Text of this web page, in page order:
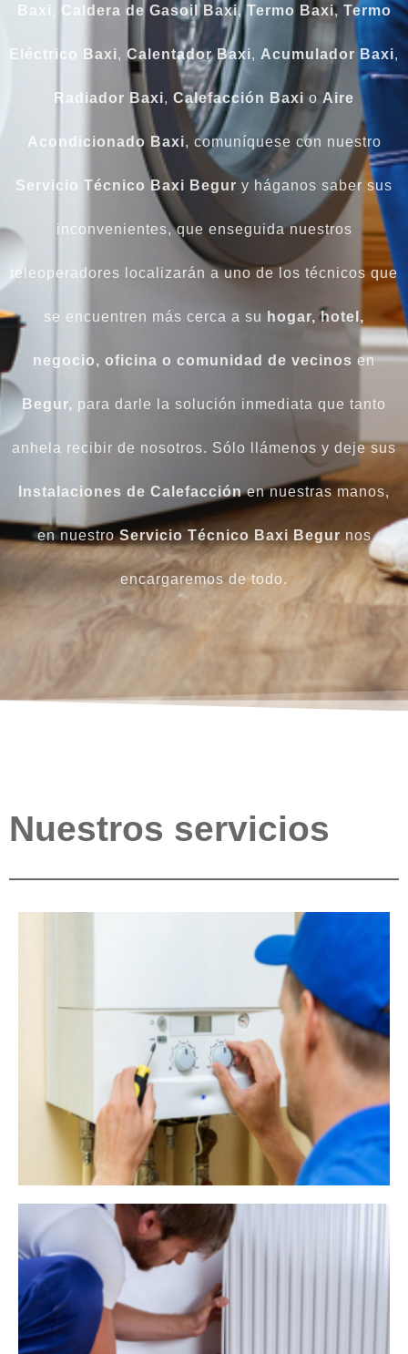
Baxi , Caldera de Gasoil Baxi,Termo Baxi, Termo
Eléctrico Baxi, Calentador Baxi, Acumulador Baxi,
Radiador Baxi, Calefacción Baxi o Aire
Acondicionado Baxi, comuníquese con nuestro
Servicio Técnico Baxi Begur y háganos saber sus
inconvenientes, que enseguida nuestros
teleoperadores localizarán a uno de los técnicos que
se encuentren más cerca a su hogar, hotel,
negocio, oficina o comunidad de vecinos en
Begur, para darle la solución inmediata que tanto
anhela recibir de nosotros. Sólo llámenos y deje sus
Instalaciones de Calefacciónen nuestras manos,
en nuestroServicio Técnico Baxi Begur nos
encargaremos de todo.
Nuestros servicios